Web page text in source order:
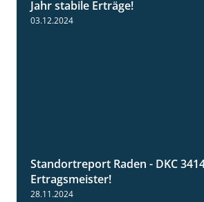
Jahr stabile Erträge!
03.12.2024
Standortreport Raden - DKC 3414
Ertragsmeister!